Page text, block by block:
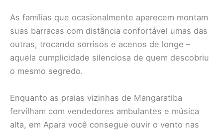
As famílias que ocasionalmente aparecem montam
suas barracas com distância confortável umas das
outras, trocando sorrisos e acenos de longe –
aquela cumplicidade silenciosa de quem descobriu
o mesmo segredo.
Enquanto as praias vizinhas de Mangaratiba
fervilham com vendedores ambulantes e música
alta, em Apara você consegue ouvir o vento nas